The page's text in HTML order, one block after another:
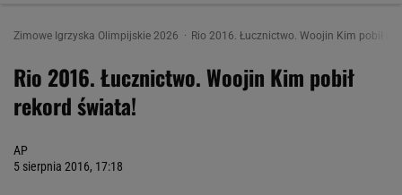
Zimowe Igrzyska Olimpijskie 2026 Rio 2016. Łucznictwo. Woojin Kim pobił
Rio 2016. Łucznictwo. Woojin Kim pobił
rekord świata!
AP
5 sierpnia 2016, 17:18